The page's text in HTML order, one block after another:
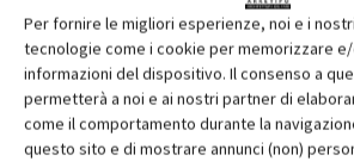
Per fornire le migliori esperienze, noi e i
tecnologie come i cookie per memorizzare
informazioni del dispositivo. Il consenso a
permetterà a noi e ai nostri partner di
come il comportamento durante la
questo sito e di mostrare annunci (non)